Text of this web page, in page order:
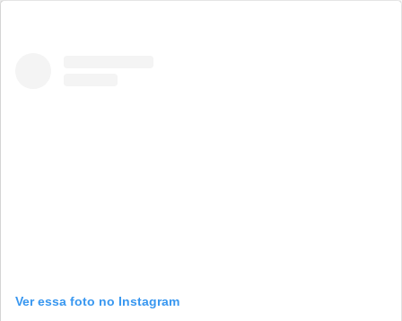
Ver essa foto no Instagram